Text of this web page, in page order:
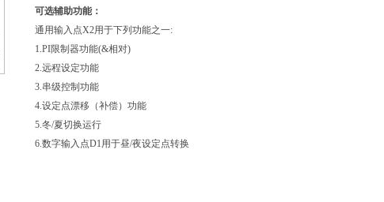
可选辅助功能：
通用输入点X2用于下列功能之一:
1.PI限制器功能(&相对)
2.远程设定功能
3.串级控制功能
4.设定点漂移（补偿）功能
5.冬/夏切换运行
6.数字输入点D1用于昼/夜设定点转换